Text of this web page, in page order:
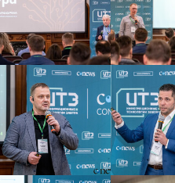
Директор по развитию
НОВИКОМ
Руководитель направления